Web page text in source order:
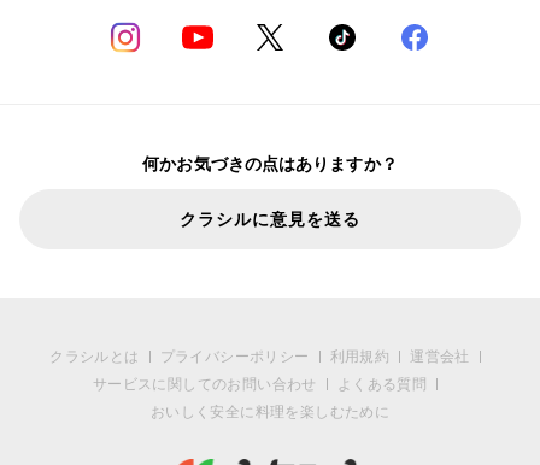
何かお気づきの点はありますか？
クラシルに意見を送る
クラシルとは プライバシーポリシー 利用規約
運営会社
サービスに関してのお問い合わせ
よくある質問
おいしく安全に料理を楽しむために